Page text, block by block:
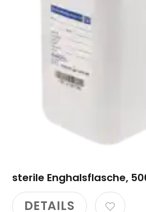
sterile Enghalsflasche,
DETAILS